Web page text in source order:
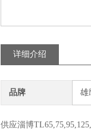
详细介绍
品牌 雄
供应淄博